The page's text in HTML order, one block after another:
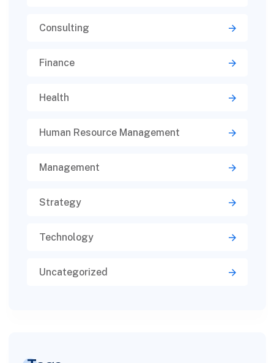
Consulting
Finance
Health
Human Resource Management
Management
Strategy
Technology
Uncategorized